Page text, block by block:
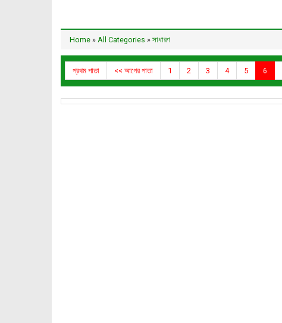
Home » All Categories » সাধারণ
প্রথম পাতা << আগের পাতা 1 2 3 4 5 6